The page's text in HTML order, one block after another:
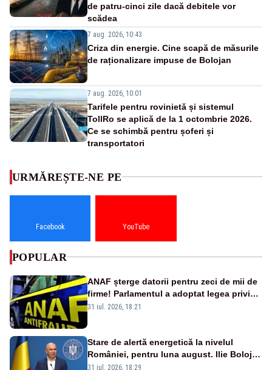
de patru-cinci zile dacă debitele vor
scădea
7 aug. 2026, 10:43
Criza din energie. Cine scapă de măsurile
de raționalizare impuse de Bolojan
7 aug. 2026, 10:01
Tarifele pentru rovinietă și sistemul
TollRo se aplică de la 1 octombrie 2026.
Ce se schimbă pentru șoferi și
transportatori
URMĂREȘTE-NE PE
Facebook YouTube
POPULAR
ANAF șterge datorii pentru zeci de mii de
firme! Parlamentul a adoptat legea privind
amnistia fiscală
31 iul. 2026, 18:21
Stare de alertă energetică la nivelul
României, pentru luna august. Ilie Bolojan
a anunțat importuri și posibile restricții –
31 iul. 2026, 18:29